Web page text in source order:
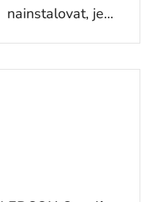
nainstalovat, je...